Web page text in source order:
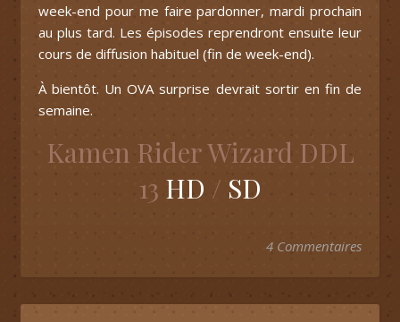
week-end pour me faire pardonner, mardi prochain
au plus tard. Les épisodes reprendront ensuite leur
cours de diffusion habituel (fin de week-end).
À bientôt. Un OVA surprise devrait sortir en fin de
semaine.
Kamen Rider Wizard DDL
13 HD / SD
4 Commentaires